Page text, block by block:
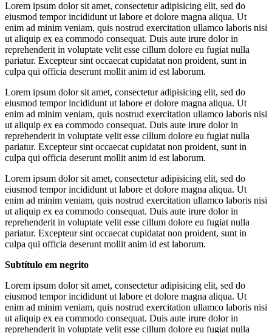
Lorem ipsum dolor sit amet, consectetur adipisicing elit, sed do
eiusmod tempor incididunt ut labore et dolore magna aliqua. Ut
enim ad minim veniam, quis nostrud exercitation ullamco laboris nisi
ut aliquip ex ea commodo consequat. Duis aute irure dolor in
reprehenderit in voluptate velit esse cillum dolore eu fugiat nulla
pariatur. Excepteur sint occaecat cupidatat non proident, sunt in
culpa qui officia deserunt mollit anim id est laborum.
Lorem ipsum dolor sit amet, consectetur adipisicing elit, sed do
eiusmod tempor incididunt ut labore et dolore magna aliqua. Ut
enim ad minim veniam, quis nostrud exercitation ullamco laboris nisi
ut aliquip ex ea commodo consequat. Duis aute irure dolor in
reprehenderit in voluptate velit esse cillum dolore eu fugiat nulla
pariatur. Excepteur sint occaecat cupidatat non proident, sunt in
culpa qui officia deserunt mollit anim id est laborum.
Lorem ipsum dolor sit amet, consectetur adipisicing elit, sed do
eiusmod tempor incididunt ut labore et dolore magna aliqua. Ut
enim ad minim veniam, quis nostrud exercitation ullamco laboris nisi
ut aliquip ex ea commodo consequat. Duis aute irure dolor in
reprehenderit in voluptate velit esse cillum dolore eu fugiat nulla
pariatur. Excepteur sint occaecat cupidatat non proident, sunt in
culpa qui officia deserunt mollit anim id est laborum.
Subtítulo em negrito
Lorem ipsum dolor sit amet, consectetur adipisicing elit, sed do
eiusmod tempor incididunt ut labore et dolore magna aliqua. Ut
enim ad minim veniam, quis nostrud exercitation ullamco laboris nisi
ut aliquip ex ea commodo consequat. Duis aute irure dolor in
reprehenderit in voluptate velit esse cillum dolore eu fugiat nulla